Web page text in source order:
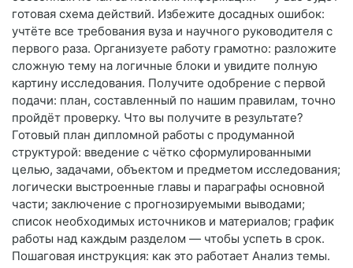
готовая схема действий. Избежите досадных ошибок:
учтёте все требования вуза и научного руководителя с
первого раза. Организуете работу грамотно: разложите
сложную тему на логичные блоки и увидите полную
картину исследования. Получите одобрение с первой
подачи: план, составленный по нашим правилам, точно
пройдёт проверку. Что вы получите в результате?
Готовый план дипломной работы с продуманной
структурой: введение с чётко сформулированными
целью, задачами, объектом и предметом исследования;
логически выстроенные главы и параграфы основной
части; заключение с прогнозируемыми выводами;
список необходимых источников и материалов; график
работы над каждым разделом — чтобы успеть в срок.
Пошаговая инструкция: как это работает Анализ темы.